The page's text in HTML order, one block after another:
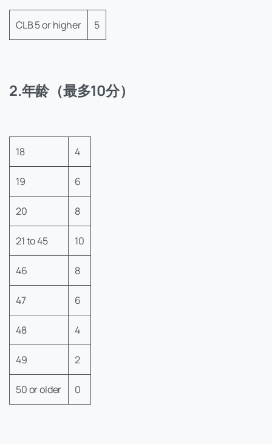
CLB 5 or higher 5
2.年龄（最多10分）
18 4
19 6
20 8
21 to 45 10
46 8
47 6
48 4
49 2
50 or older 0